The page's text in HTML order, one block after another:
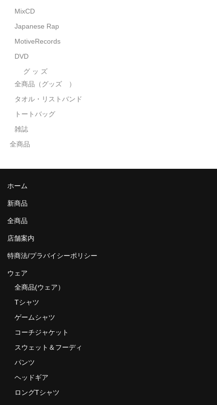
タオル・リストバンド
トートバッグ
全商品
MixCD
Japanese Rap
MotiveRecords
DVD
グ ッ ズ
全商品（グッズ ）
タオル・リストバンド
トートバッグ
雑誌
全商品
ホーム
新商品
全商品
店舗案内
特商法/プラバイシーポリシー
ウェア
全商品(ウェア）
Tシャツ
ゲームシャツ
コーチジャケット
スウェット＆フーディ
パンツ
ヘッドギア
ロングTシャツ